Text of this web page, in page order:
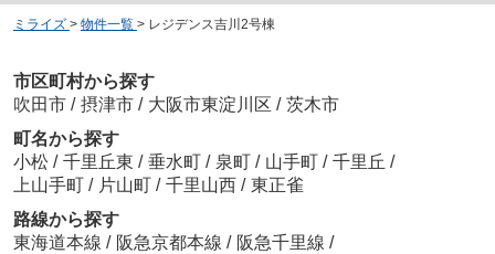
ミライズ > 物件一覧 > レジデンス吉川2号棟
市区町村から探す
吹田市 / 摂津市 / 大阪市東淀川区 / 茨木市
町名から探す
小松 / 千里丘東 / 垂水町 / 泉町 / 山手町 / 千里丘 /
上山手町 / 片山町 / 千里山西 / 東正雀
路線から探す
東海道本線 / 阪急京都本線 / 阪急千里線 /